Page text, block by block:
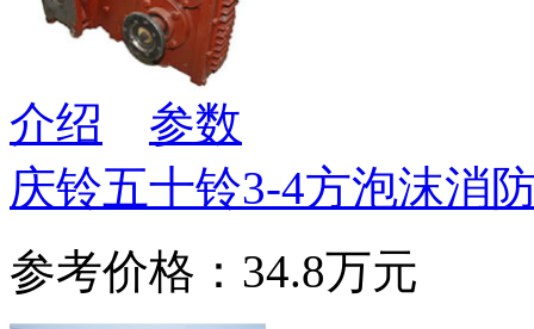
介绍
参数
庆铃五十铃3-4方泡沫消
参考价格：34.8万元